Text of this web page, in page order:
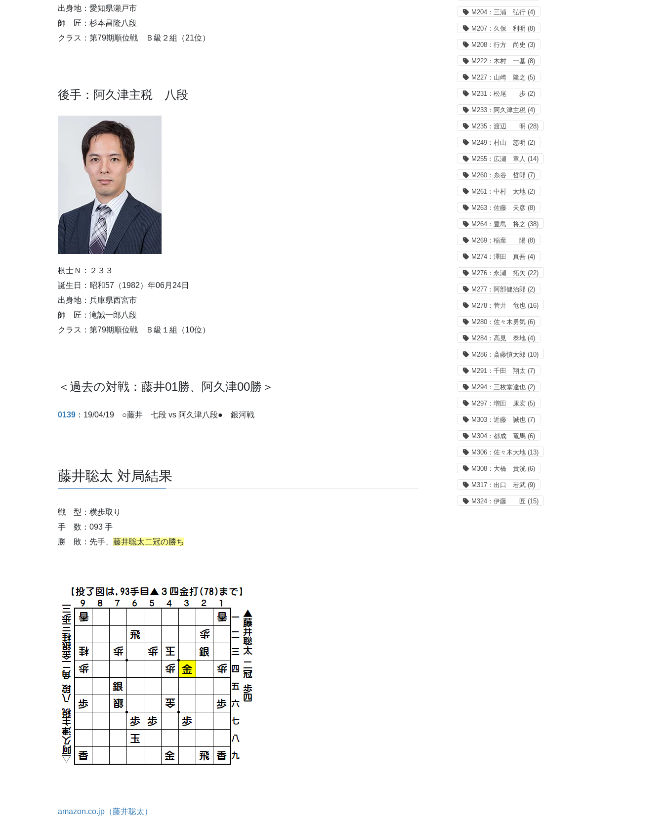
出身地：愛知県瀬戸市
師 匠：杉本昌隆八段
クラス：第79期順位戦 Ｂ級２組（21位）
後手：阿久津主税 八段
棋士Ｎ：２３３
誕生日：昭和57（1982）年06月24日
出身地：兵庫県西宮市
師 匠：滝誠一郎八段
クラス：第79期順位戦 Ｂ級１組（10位）
＜過去の対戦：藤井01勝、阿久津00勝＞
0139 ：19/04/19 ○藤井 七段 vs 阿久津八段● 銀河戦
藤井聡太 対局結果
戦 型：横歩取り
手 数：093 手
勝 敗：先手、 藤井聡太二冠の勝ち
amazon.co.jp（藤井聡太）
M204：三浦 弘行 (4)
M207：久保 利明 (8)
M208：行方 尚史 (3)
M222：木村 一基 (8)
M227：山崎 隆之 (5)
M231：松尾 歩 (2)
M233：阿久津主税 (4)
M235：渡辺 明 (28)
M249：村山 慈明 (2)
M255：広瀬 章人 (14)
M260：糸谷 哲郎 (7)
M261：中村 太地 (2)
M263：佐藤 天彦 (8)
M264：豊島 将之 (38)
M269：稲葉 陽 (8)
M274：澤田 真吾 (4)
M276：永瀬 拓矢 (22)
M277：阿部健治郎 (2)
M278：菅井 竜也 (16)
M280：佐々木勇気 (6)
M284：高見 泰地 (4)
M286：斎藤慎太郎 (10)
M291：千田 翔太 (7)
M294：三枚堂達也 (2)
M297：増田 康宏 (5)
M303：近藤 誠也 (7)
M304：都成 竜馬 (6)
M306：佐々木大地 (13)
M308：大橋 貴洸 (6)
M317：出口 若武 (9)
M324：伊藤 匠 (15)